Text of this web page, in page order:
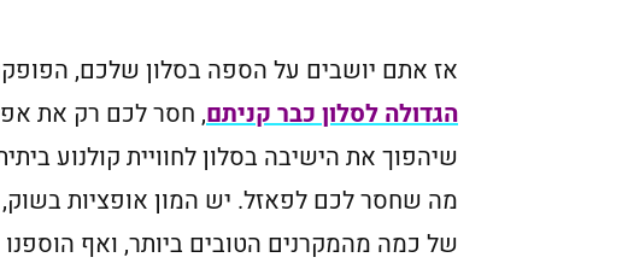
אז אתם יושבים על הספה בסלון שלכם,
הגדולה לסלון כבר קניתם, חסר לכם רק את
שיהפוך את הישיבה בסלון לחוויית קולנוע
מה שחסר לכם לפאזל. יש המון אופציות בשוק,
של כמה מהמקרנים הטובים ביותר, ואף